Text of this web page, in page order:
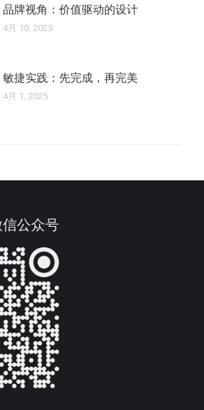
品牌视角：价值驱动的设计
4月 10, 2025
敏捷实践：先完成，再完美
4月 1, 2025
公众号